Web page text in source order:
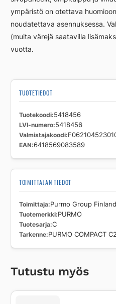
ympäristö on otettava
noudatettava asennuksessa.
(muita värejä saatavilla
vuotta.
TUOTETIEDOT
Tuotekoodi 5418456
LVI-numero 5418456
Valmistajakoodi
EAN 6418569083589
TOIMITTAJAN TIEDOT
Toimittaja Purmo Group
Tuotemerkki PURMO
Tuotesarja C
Tarkenne PURMO COMPACT
Tutustu myös